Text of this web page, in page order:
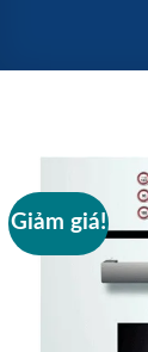
Giảm giá!